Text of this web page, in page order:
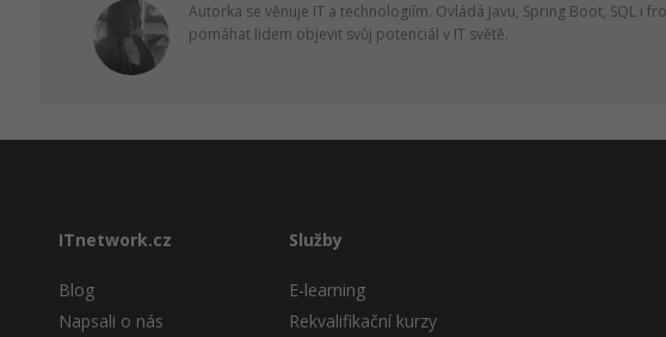
Autorka se věnuje IT a technologiím. Ovládá Javu, Spring Boot, SQL i
pomáhat lidem objevit svůj potenciál v IT světě.
ITnetwork.cz
Blog
Napsali o nás
Služby
E-learning
Rekvalifikační kurzy